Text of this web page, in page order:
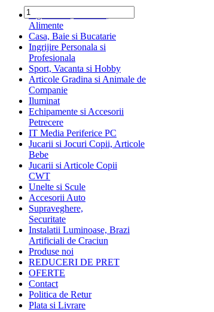
Ingrediente, Dulciuri,
Alimente
Casa, Baie si Bucatarie
Ingrijire Personala si
Profesionala
Sport, Vacanta si Hobby
Articole Gradina si Animale de
Companie
Iluminat
Echipamente si Accesorii
Petrecere
IT Media Periferice PC
Jucarii si Jocuri Copii, Articole
Bebe
Jucarii si Articole Copii
CWT
Unelte si Scule
Accesorii Auto
Supraveghere,
Securitate
Instalatii Luminoase, Brazi
Artificiali de Craciun
Produse noi
REDUCERI DE PRET
OFERTE
Contact
Politica de Retur
Plata si Livrare